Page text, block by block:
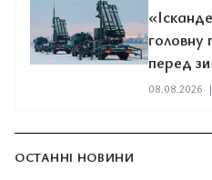
головну
перед
08.08.2026 |
ОСТАННІ НОВИНИ